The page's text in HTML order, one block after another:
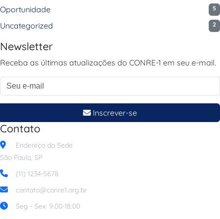
Oportunidade 5
Uncategorized 2
Newsletter
Receba as últimas atualizações do CONRE-1 em seu e-mail.
Inscrever-se
Contato
Endereço da Sede
São Paulo, SP
(11) 1234-5678
contato@conre1.org.br
Seg - Sex: 9:00-18:00